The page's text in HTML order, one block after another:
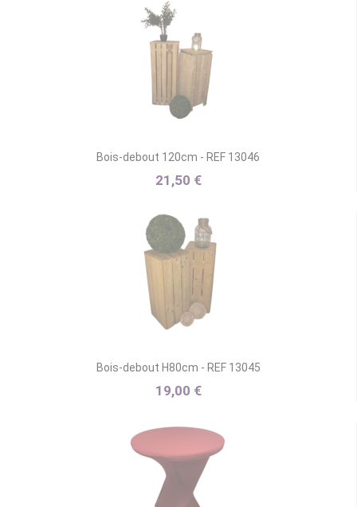
Bois-debout 120cm - REF 13046
21,50 €
Bois-debout H80cm - REF 13045
19,00 €